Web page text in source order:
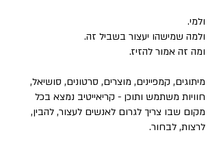
ולמי.
ולמה שמישהו יעצור בשביל זה.
ומה זה אמור להזיז.
מיתוגים, קמפיינים, מוצרים, סרטונים, סושיאל,
חוויות משתמש ותוכן - קריאייטיב נמצא בכל
מקום שבו צריך לגרום לאנשים לעצור, להבין,
לרצות, לבחור.